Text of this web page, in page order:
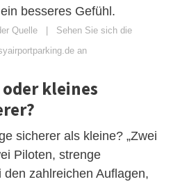
besseres Gefühl.
Quelle | Sehen Sie sich die
an
kleines
sicherer als kleine? „Zwei
Piloten, strenge
zahlreichen Auflagen,